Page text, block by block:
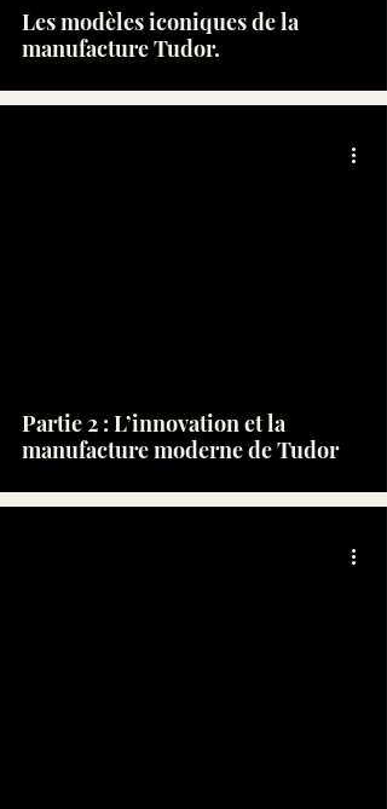
Les modèles iconiques de la
manufacture Tudor.
Partie 2 : L’innovation et la
manufacture moderne de Tudor